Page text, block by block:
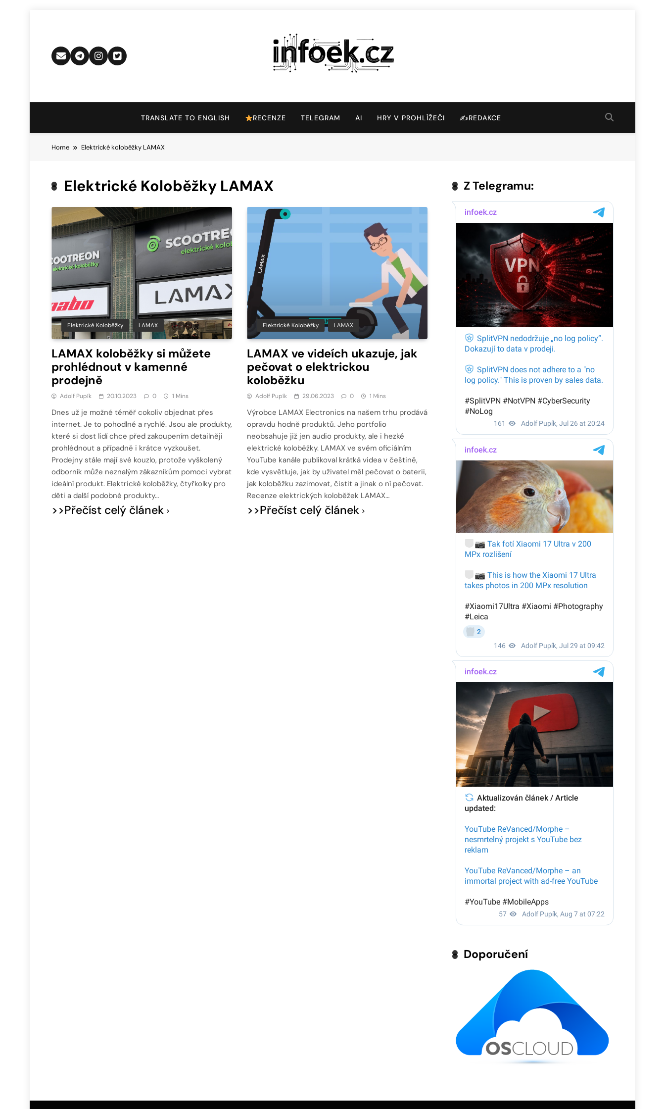
Infoek.cz
TRANSLATE TO ENGLISH RECENZE TELEGRAM AI HRY V PROHLÍŽEČI ✍️REDAKCE
Home Elektrické koloběžky LAMAX
Elektrické Koloběžky LAMAX
Elektrické Koloběžky LAMAX
LAMAX koloběžky si můžete
prohlédnout v kamenné
prodejně
Adolf Pupík 20.10.2023 0 1 Mins
Dnes už je možné téměř cokoliv objednat přes
internet. Je to pohodlné a rychlé. Jsou ale produkty,
které si dost lidí chce před zakoupením detailněji
prohlédnout a případně i krátce vyzkoušet.
Prodejny stále mají své kouzlo, protože vyškolený
odborník může neznalým zákazníkům pomoci vybrat
ideální produkt. Elektrické koloběžky, čtyřkolky pro
děti a další podobné produkty…
>>Přečíst celý článek
Elektrické Koloběžky LAMAX
LAMAX ve videích ukazuje, jak
pečovat o elektrickou
koloběžku
Adolf Pupík 29.06.2023 0 1 Mins
Výrobce LAMAX Electronics na našem trhu prodává
opravdu hodně produktů. Jeho portfolio
neobsahuje již jen audio produkty, ale i hezké
elektrické koloběžky. LAMAX ve svém oficiálním
YouTube kanále publikoval krátká videa v češtině,
kde vysvětluje, jak by uživatel měl pečovat o baterii,
jak koloběžku zazimovat, čistit a jinak o ní pečovat.
Recenze elektrických koloběžek LAMAX…
>>Přečíst celý článek
Z Telegramu:
Doporučení